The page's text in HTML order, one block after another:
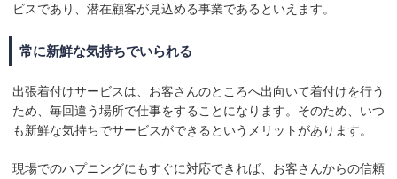
ビスであり、潜在顧客が見込める事業であるといえます。
常に新鮮な気持ちでいられる
出張着付けサービスは、お客さんのところへ出向いて着付けを行う
ため、毎回違う場所で仕事をすることになります。そのため、いつ
も新鮮な気持ちでサービスができるというメリットがあります。
現場でのハプニングにもすぐに対応できれば、お客さんからの信頼